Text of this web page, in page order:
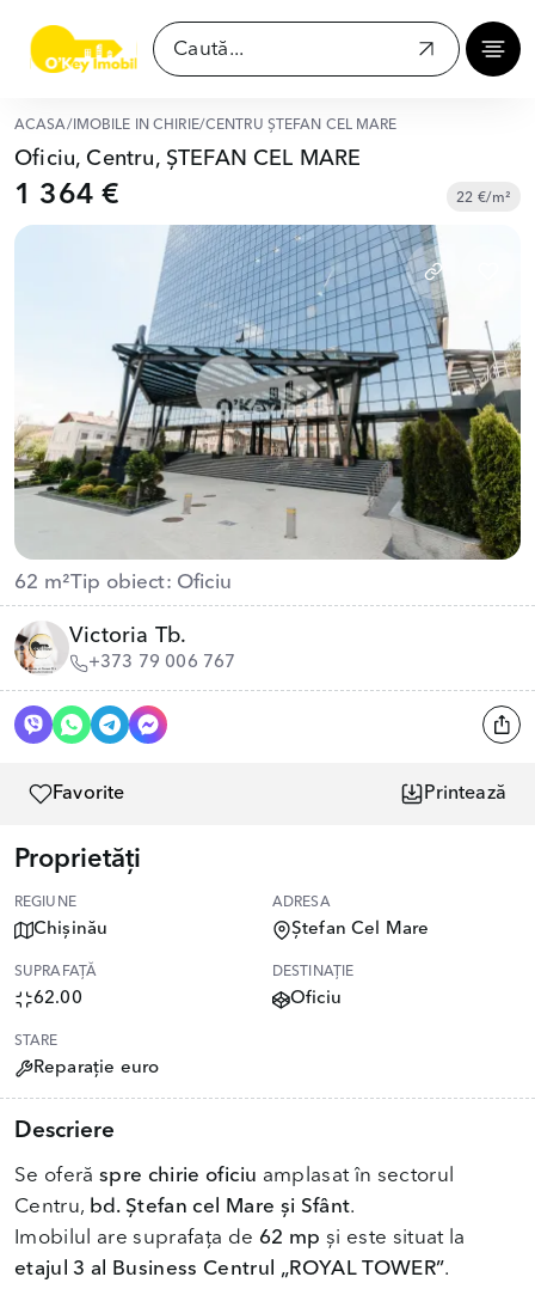
ACASĂ/ IMOBILE ÎN CHIRIE/CENTRU ȘTEFAN CEL MARE
Oficiu, Centru, ȘTEFAN CEL MARE
1 364 € 22 €/m²
62 m²Tip obiect: Oficiu
Victoria Tb.
+373 79 006 767
Favorite Printează
Proprietăți
REGIUNE
Chișinău
ADRESA
Ștefan Cel Mare
SUPRAFAȚĂ
62.00
DESTINAȚIE
Oficiu
STARE
Reparație euro
Descriere
Se oferăspre chirie oficiu amplasat în sectorul
Centru, bd. Ștefan cel Mare și Sfânt.
Imobilul are suprafața de 62 mp și este situat la
etajul 3 al Business Centrul „ROYAL TOWER”.